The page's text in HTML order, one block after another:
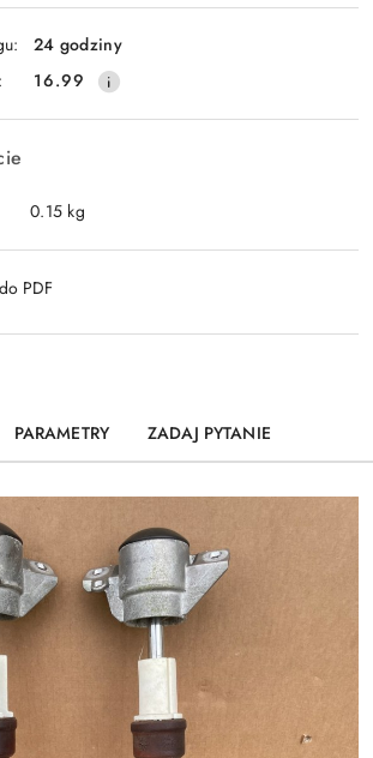
Wyślij
24 godziny
16.99
0.15 kg
PDF
PARAMETRY ZADAJ PYTANIE